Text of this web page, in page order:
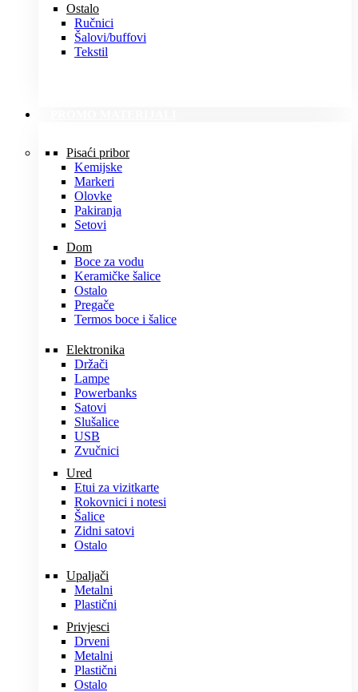
Ostalo
Ručnici
Šalovi/buffovi
Tekstil
Pisaći pribor
Kemijske
Markeri
Olovke
Pakiranja
Setovi
Dom
Boce za vodu
Keramičke šalice
Ostalo
Pregače
Termos boce i šalice
Elektronika
Držači
Lampe
Powerbanks
Satovi
Slušalice
USB
Zvučnici
Ured
Etui za vizitkarte
Rokovnici i notesi
Šalice
Zidni satovi
Ostalo
Upaljači
Metalni
Plastični
Privjesci
Drveni
Metalni
Plastični
Ostalo